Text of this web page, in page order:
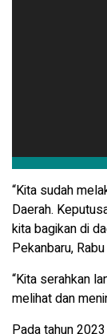
“Kita sudah
Daerah.
kita bagikan di
Pekanbaru,
“Kita serahkan
melihat dan